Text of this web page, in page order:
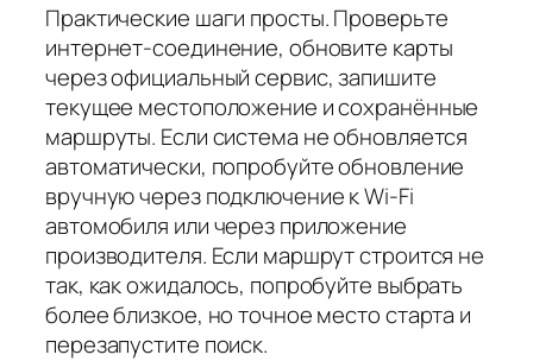
Практические шаги просты. Проверьте
интернет-соединение, обновите карты
через официальный сервис, запишите
текущее местоположение и сохранённые
маршруты. Если система не обновляется
автоматически, попробуйте обновление
вручную через подключение к Wi‑Fi
автомобиля или через приложение
производителя. Если маршрут строится не
так, как ожидалось, попробуйте выбрать
более близкое, но точное место старта и
перезапустите поиск.